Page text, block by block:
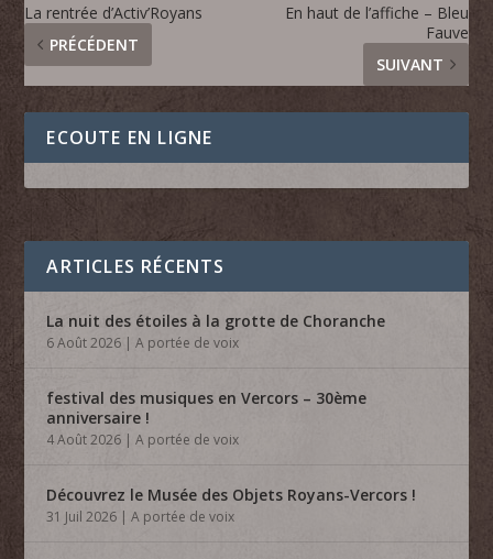
La rentrée d’Activ’Royans
PRÉCÉDENT
En haut de l’affiche – Bleu
Fauve
SUIVANT
ECOUTE EN LIGNE
ARTICLES RÉCENTS
La nuit des étoiles à la grotte de Choranche
6 Août 2026 |A portée de voix
festival des musiques en Vercors – 30ème
anniversaire !
4 Août 2026 |A portée de voix
Découvrez le Musée des Objets Royans-Vercors !
31 Juil 2026 |A portée de voix